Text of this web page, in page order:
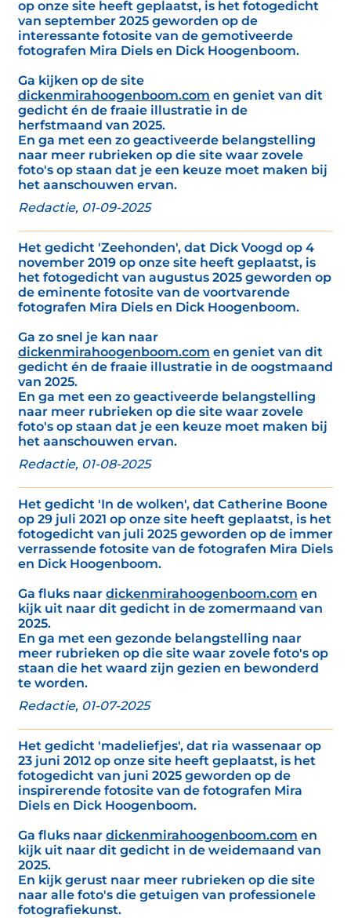
op onze site heeft geplaatst, is het fotogedicht
van september 2025 geworden op de
interessante fotosite van de gemotiveerde
fotografen Mira Diels en Dick Hoogenboom.
Ga kijken op de site
dickenmirahoogenboom.com en geniet van dit
gedicht én de fraaie illustratie in de
herfstmaand van 2025.
En ga met een zo geactiveerde belangstelling
naar meer rubrieken op die site waar zovele
foto's op staan dat je een keuze moet maken bij
het aanschouwen ervan.
Redactie, 01-09-2025
Het gedicht 'Zeehonden', dat Dick Voogd op 4
november 2019 op onze site heeft geplaatst, is
het fotogedicht van augustus 2025 geworden op
de eminente fotosite van de voortvarende
fotografen Mira Diels en Dick Hoogenboom.
Ga zo snel je kan naar
dickenmirahoogenboom.com en geniet van dit
gedicht én de fraaie illustratie in de oogstmaand
van 2025.
En ga met een zo geactiveerde belangstelling
naar meer rubrieken op die site waar zovele
foto's op staan dat je een keuze moet maken bij
het aanschouwen ervan.
Redactie, 01-08-2025
Het gedicht 'In de wolken', dat Catherine Boone
op 29 juli 2021 op onze site heeft geplaatst, is het
fotogedicht van juli 2025 geworden op de immer
verrassende fotosite van de fotografen Mira Diels
en Dick Hoogenboom.
Ga fluks naar dickenmirahoogenboom.com en
kijk uit naar dit gedicht in de zomermaand van
2025.
En ga met een gezonde belangstelling naar
meer rubrieken op die site waar zovele foto's op
staan die het waard zijn gezien en bewonderd
te worden.
Redactie, 01-07-2025
Het gedicht 'madeliefjes', dat ria wassenaar op
23 juni 2012 op onze site heeft geplaatst, is het
fotogedicht van juni 2025 geworden op de
inspirerende fotosite van de fotografen Mira
Diels en Dick Hoogenboom.
Ga fluks naar dickenmirahoogenboom.com en
kijk uit naar dit gedicht in de weidemaand van
2025.
En kijk gerust naar meer rubrieken op die site
naar alle foto's die getuigen van professionele
fotografiekunst.